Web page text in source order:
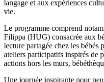
langage et aux expériences
vie.
Le programme comprend
Filippa (HUG) consacrée aux
lecture partagée chez les bébés
ateliers participatifs inspirés de
actions hors les murs,
Une journée inspirante pour